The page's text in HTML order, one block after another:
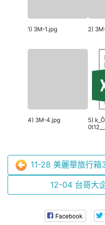
1) 3M-1.jpg 2)
4) 3M-4.jpg
5)
11-28 美麗華旅行
12-04 台哥大
Facebook